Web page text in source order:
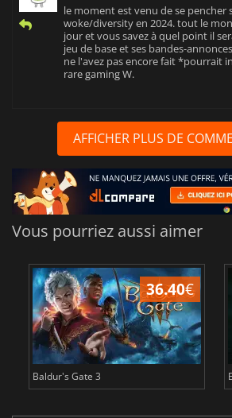
le moment est venu de se pencher
woke/diversity en 2024. tout le
jour et vous savez à quel point il
jeu de base et ses bandes-
ne l'avez pas encore fait *pourrait
rare gaming W.
AFFICHER PLUS DE
Vous pourriez aussi aimer
36.40€
Baldur's Gate 3